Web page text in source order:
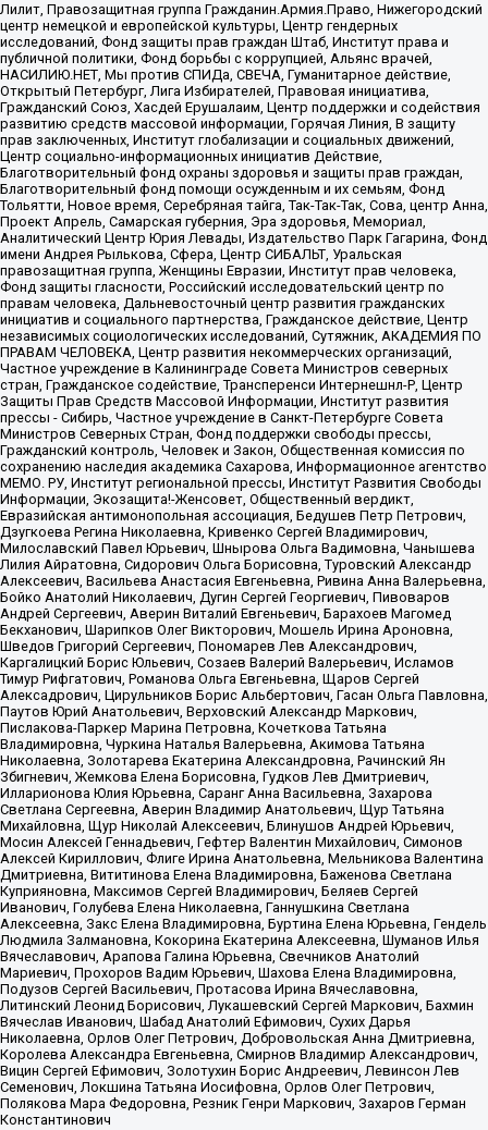
Лилит, Правозащитная группа Гражданин.Армия.Право, Нижегородский
центр немецкой и европейской культуры, Центр гендерных
исследований, Фонд защиты прав граждан Штаб, Институт права и
публичной политики, Фонд борьбы с коррупцией, Альянс врачей,
НАСИЛИЮ.НЕТ, Мы против СПИДа, СВЕЧА, Гуманитарное действие,
Открытый Петербург, Лига Избирателей, Правовая инициатива,
Гражданский Союз, Хасдей Ерушалаим, Центр поддержки и содействия
развитию средств массовой информации, Горячая Линия, В защиту
прав заключенных, Институт глобализации и социальных движений,
Центр социально-информационных инициатив Действие,
Благотворительный фонд охраны здоровья и защиты прав граждан,
Благотворительный фонд помощи осужденным и их семьям, Фонд
Тольятти, Новое время, Серебряная тайга, Так-Так-Так, Сова, центр Анна,
Проект Апрель, Самарская губерния, Эра здоровья, Мемориал,
Аналитический Центр Юрия Левады, Издательство Парк Гагарина, Фонд
имени Андрея Рылькова, Сфера, Центр СИБАЛЬТ, Уральская
правозащитная группа, Женщины Евразии, Институт прав человека,
Фонд защиты гласности, Российский исследовательский центр по
правам человека, Дальневосточный центр развития гражданских
инициатив и социального партнерства, Гражданское действие, Центр
независимых социологических исследований, Сутяжник, АКАДЕМИЯ ПО
ПРАВАМ ЧЕЛОВЕКА, Центр развития некоммерческих организаций,
Частное учреждение в Калининграде Совета Министров северных
стран, Гражданское содействие, Трансперенси Интернешнл-Р, Центр
Защиты Прав Средств Массовой Информации, Институт развития
прессы - Сибирь, Частное учреждение в Санкт-Петербурге Совета
Министров Северных Стран, Фонд поддержки свободы прессы,
Гражданский контроль, Человек и Закон, Общественная комиссия по
сохранению наследия академика Сахарова, Информационное агентство
МЕМО. РУ, Институт региональной прессы, Институт Развития Свободы
Информации, Экозащита!-Женсовет, Общественный вердикт,
Евразийская антимонопольная ассоциация, Бедушев Петр Петрович,
Дзугкоева Регина Николаевна, Кривенко Сергей Владимирович,
Милославский Павел Юрьевич, Шнырова Ольга Вадимовна, Чанышева
Лилия Айратовна, Сидорович Ольга Борисовна, Туровский Александр
Алексеевич, Васильева Анастасия Евгеньевна, Ривина Анна Валерьевна,
Бойко Анатолий Николаевич, Дугин Сергей Георгиевич, Пивоваров
Андрей Сергеевич, Аверин Виталий Евгеньевич, Барахоев Магомед
Бекханович, Шарипков Олег Викторович, Мошель Ирина Ароновна,
Шведов Григорий Сергеевич, Пономарев Лев Александрович,
Каргалицкий Борис Юльевич, Созаев Валерий Валерьевич, Исламов
Тимур Рифгатович, Романова Ольга Евгеньевна, Щаров Сергей
Алексадрович, Цирульников Борис Альбертович, Гасан Ольга Павловна,
Паутов Юрий Анатольевич, Верховский Александр Маркович,
Пислакова-Паркер Марина Петровна, Кочеткова Татьяна
Владимировна, Чуркина Наталья Валерьевна, Акимова Татьяна
Николаевна, Золотарева Екатерина Александровна, Рачинский Ян
Збигневич, Жемкова Елена Борисовна, Гудков Лев Дмитриевич,
Илларионова Юлия Юрьевна, Саранг Анна Васильевна, Захарова
Светлана Сергеевна, Аверин Владимир Анатольевич, Щур Татьяна
Михайловна, Щур Николай Алексеевич, Блинушов Андрей Юрьевич,
Мосин Алексей Геннадьевич, Гефтер Валентин Михайлович, Симонов
Алексей Кириллович, Флиге Ирина Анатольевна, Мельникова Валентина
Дмитриевна, Вититинова Елена Владимировна, Баженова Светлана
Куприяновна, Максимов Сергей Владимирович, Беляев Сергей
Иванович, Голубева Елена Николаевна, Ганнушкина Светлана
Алексеевна, Закс Елена Владимировна, Буртина Елена Юрьевна, Гендель
Людмила Залмановна, Кокорина Екатерина Алексеевна, Шуманов Илья
Вячеславович, Арапова Галина Юрьевна, Свечников Анатолий
Мариевич, Прохоров Вадим Юрьевич, Шахова Елена Владимировна,
Подузов Сергей Васильевич, Протасова Ирина Вячеславовна,
Литинский Леонид Борисович, Лукашевский Сергей Маркович, Бахмин
Вячеслав Иванович, Шабад Анатолий Ефимович, Сухих Дарья
Николаевна, Орлов Олег Петрович, Добровольская Анна Дмитриевна,
Королева Александра Евгеньевна, Смирнов Владимир Александрович,
Вицин Сергей Ефимович, Золотухин Борис Андреевич, Левинсон Лев
Семенович, Локшина Татьяна Иосифовна, Орлов Олег Петрович,
Полякова Мара Федоровна, Резник Генри Маркович, Захаров Герман
Константинович